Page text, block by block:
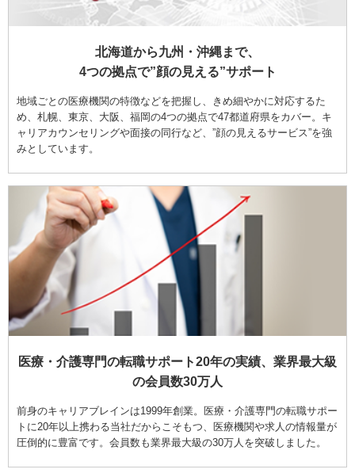
北海道から九州・沖縄まで、
4つの拠点で”顔の見える”サポート
地域ごとの医療機関の特徴などを把握し、きめ細やかに対応するた
め、札幌、東京、大阪、福岡の4つの拠点で47都道府県をカバー。キ
ャリアカウンセリングや面接の同行など、”顔の見えるサービス”を強
みとしています。
医療・介護専門の転職サポート20年の実績、業界最大級
の会員数30万人
前身のキャリアブレインは1999年創業。医療・介護専門の転職サポー
トに20年以上携わる当社だからこそもつ、医療機関や求人の情報量が
圧倒的に豊富です。会員数も業界最大級の30万人を突破しました。